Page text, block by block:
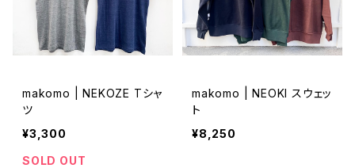
makomo | NEKOZE Tシャ
ツ
¥3,300
SOLD OUT
makomo | NEOKI スウェッ
ト
¥8,250